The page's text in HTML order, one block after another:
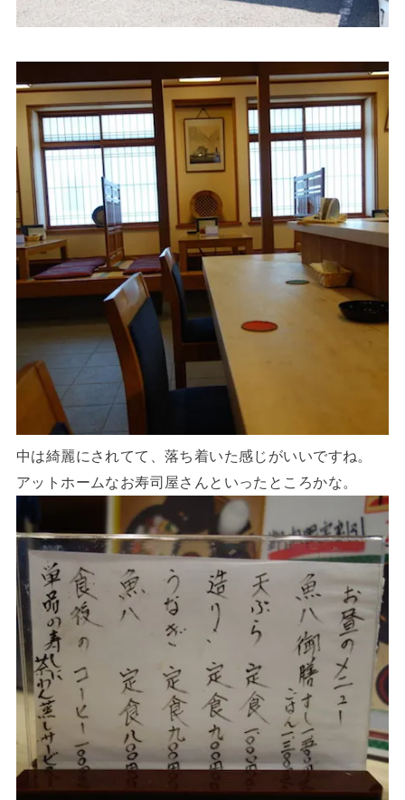
中は綺麗にされてて、落ち着いた感じがいいですね。
アットホームなお寿司屋さんといったところかな。